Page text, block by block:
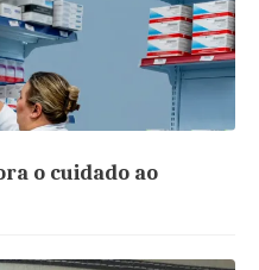
o cuidado ao